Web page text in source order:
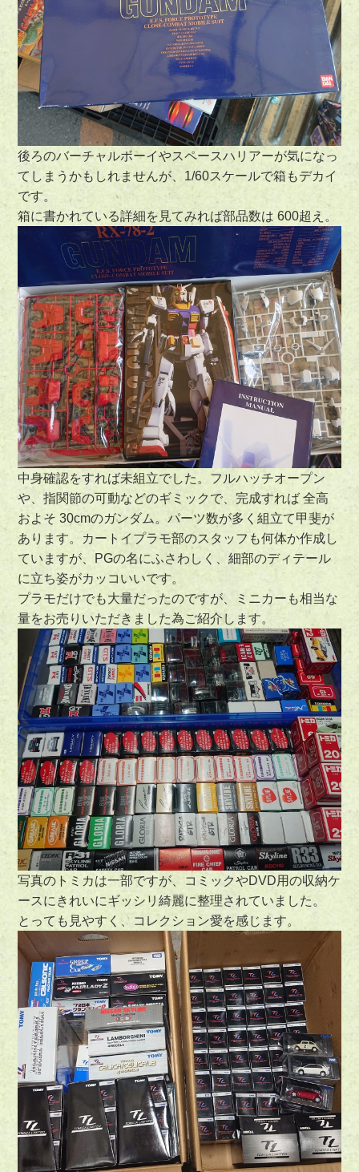
後ろのバーチャルボーイやスペースハリアーが気になっ
てしまうかもしれませんが、1/60スケールで箱もデカイ
です。
箱に書かれている詳細を見てみれば部品数は 600超え。
中身確認をすれば未組立でした。フルハッチオープン
や、指関節の可動などのギミックで、完成すれば 全高
およそ 30cmのガンダム。パーツ数が多く組立て甲斐が
あります。カートイプラモ部のスタッフも何体か作成し
ていますが、PGの名にふさわしく、細部のディテール
に立ち姿がカッコいいです。
プラモだけでも大量だったのですが、ミニカーも相当な
量をお売りいただきました為ご紹介します。
写真のトミカは一部ですが、コミックやDVD用の収納ケ
ースにきれいにギッシリ綺麗に整理されていました。
とっても見やすく、コレクション愛を感じます。